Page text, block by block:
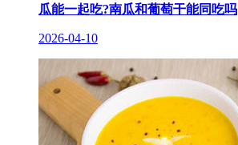
瓜能一起吃?南瓜和葡萄干能同吃吗
2026-04-10